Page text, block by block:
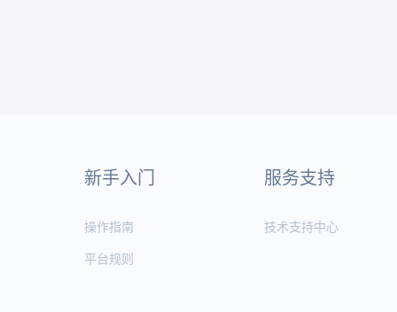
新手入门
操作指南
平台规则
服务支持
技术支持中心